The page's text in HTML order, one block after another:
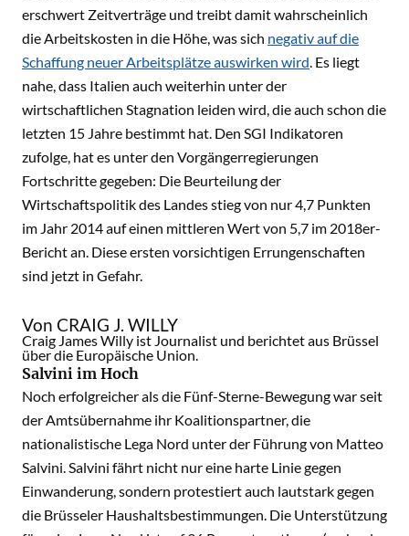
erschwert Zeitverträge und treibt damit wahrscheinlich
die Arbeitskosten in die Höhe, was sich negativ auf die
Schaffung neuer Arbeitsplätze auswirken wird. Es liegt
nahe, dass Italien auch weiterhin unter der
wirtschaftlichen Stagnation leiden wird, die auch schon die
letzten 15 Jahre bestimmt hat. Den SGI Indikatoren
zufolge, hat es unter den Vorgängerregierungen
Fortschritte gegeben: Die Beurteilung der
Wirtschaftspolitik des Landes stieg von nur 4,7 Punkten
im Jahr 2014 auf einen mittleren Wert von 5,7 im 2018er-
Bericht an. Diese ersten vorsichtigen Errungenschaften
sind jetzt in Gefahr.
Von CRAIG J. WILLY
Craig James Willy ist Journalist und berichtet aus Brüssel
über die Europäische Union.
Salvini im Hoch
Noch erfolgreicher als die Fünf-Sterne-Bewegung war seit
der Amtsübernahme ihr Koalitionspartner, die
nationalistische Lega Nord unter der Führung von Matteo
Salvini. Salvini fährt nicht nur eine harte Linie gegen
Einwanderung, sondern protestiert auch lautstark gegen
die Brüsseler Haushaltsbestimmungen. Die Unterstützung